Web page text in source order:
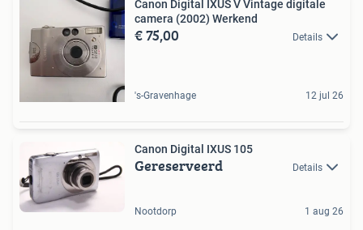
Canon Digital IXUS V Vintage digitale
camera (2002) Werkend
€ 75,00 Details
's-Gravenhage 12 jul 26
Canon Digital IXUS 105
Gereserveerd Details
Nootdorp 1 aug 26